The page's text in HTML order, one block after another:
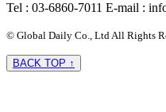
Tel : 03-6860-7011 E-mail :
© Global Daily Co., Ltd All Rights
BACK TOP ↑